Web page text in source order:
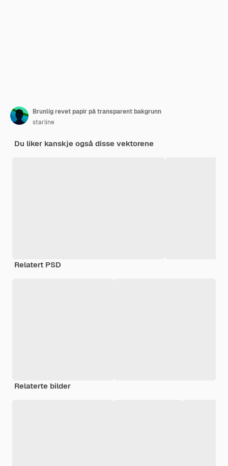
Brunlig revet papir på transparent bakgrunn
starline
Du liker kanskje også disse vektorene
Relatert PSD
Relaterte bilder